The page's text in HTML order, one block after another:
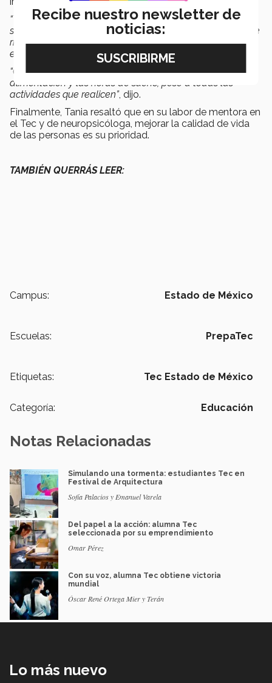
“Tal vez tu hijo está reprobando o pasando por una
situación difícil y esto puede llevar incluso a conductas de
riesgo. Realmente observen y siéntense con ellos a
escucharlos.
“Otra cosa que es muy importante es cuidar la
alimentación y las horas de sueño, pese a todas las
actividades que realicen”, dijo.
Finalmente, Tania resaltó que en su labor de mentora en
el Tec y de neuropsicóloga, mejorar la calidad de vida
de las personas es su prioridad.
TAMBIÉN QUERRÁS LEER:
Campus: Estado de México
Escuelas: PrepaTec
Etiquetas: Tec Estado de México
Categoría: Educación
Notas Relacionadas
Simulando una tormenta: estudiantes Tec en
Festival de Arquitectura
Sofía Palacios y Emanuel Varela
Del papel a la acción: alumna Tec
seleccionada por su emprendimiento
Omar Pérez
Con su voz, alumna Tec obtiene victoria
mundial
Óscar René Ortega Mier y Terán
Lo más nuevo
Recibe nuestro newsletter de
noticias: